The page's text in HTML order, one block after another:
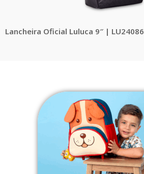
Lancheira Oficial Luluca 9″ | LU24086